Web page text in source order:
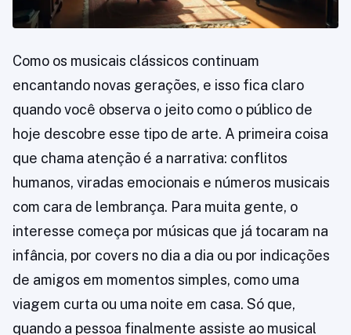
Como os musicais clássicos continuam
encantando novas gerações, e isso fica claro
quando você observa o jeito como o público de
hoje descobre esse tipo de arte. A primeira coisa
que chama atenção é a narrativa: conflitos
humanos, viradas emocionais e números musicais
com cara de lembrança. Para muita gente, o
interesse começa por músicas que já tocaram na
infância, por covers no dia a dia ou por indicações
de amigos em momentos simples, como uma
viagem curta ou uma noite em casa. Só que,
quando a pessoa finalmente assiste ao musical